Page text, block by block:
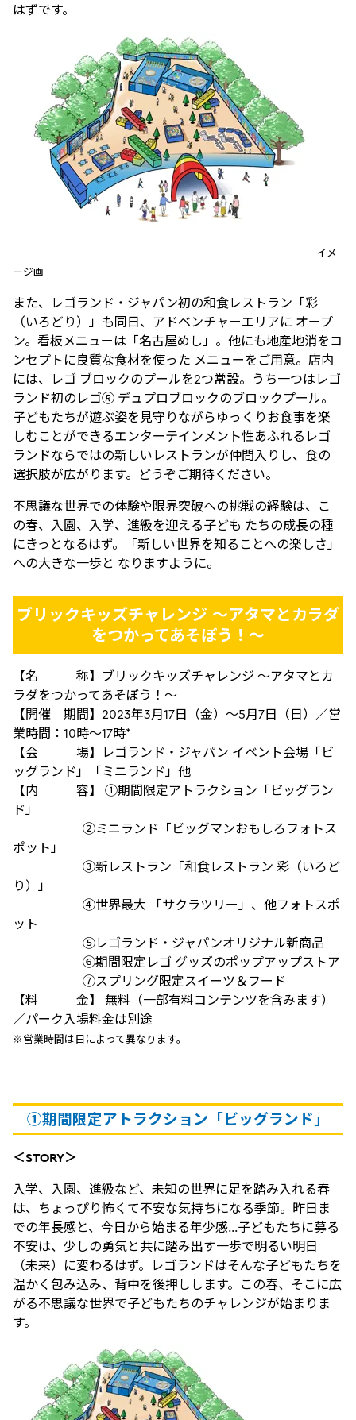
はずです。
イメ
ージ画
また、レゴランド・ジャパン初の和食レストラン「彩
（いろどり）」も同日、アドベンチャーエリアに オープ
ン。看板メニューは「名古屋めし」。他にも地産地消をコ
ンセプトに良質な食材を使った メニューをご用意。店内
には、レゴ ブロックのプールを2つ常設。うち一つはレゴ
ランド初のレゴ🄬 デュプロブロックのブロックプール。
子どもたちが遊ぶ姿を見守りながらゆっくりお食事を楽
しむことができるエンターテインメント性あふれるレゴ
ランドならではの新しいレストランが仲間入りし、食の
選択肢が広がります。どうぞご期待ください。
不思議な世界での体験や限界突破への挑戦の経験は、こ
の春、入園、入学、進級を迎える子ども たちの成長の種
にきっとなるはず。「新しい世界を知ることへの楽しさ」
への大きな一歩と なりますように。
ブリックキッズチャレンジ ～アタマとカラダ
をつかってあそぼう！～
【名 称】ブリックキッズチャレンジ ～アタマとカ
ラダをつかってあそぼう！～
【開催 期間】2023年3月17日（金）～5月7日（日）／営
業時間：10時～17時*
【会 場】レゴランド・ジャパン イベント会場「ビ
ッグランド」「ミニランド」他
【内 容】 ①期間限定アトラクション「ビッグラン
ド」
②ミニランド「ビッグマンおもしろフォトス
ポット」
③新レストラン「和食レストラン 彩（いろど
り）」
④世界最大 「サクラツリー」、他フォトスポ
ット
⑤レゴランド・ジャパンオリジナル新商品
⑥期間限定レゴ グッズのポップアップストア
⑦スプリング限定スイーツ＆フード
【料 金】 無料（一部有料コンテンツを含みます）
／パーク入場料金は別途
※営業時間は日によって異なります。
①期間限定アトラクション「ビッグランド」
＜STORY＞
入学、入園、進級など、未知の世界に足を踏み入れる春
は、ちょっぴり怖くて不安な気持ちになる季節。昨日ま
での年長感と、今日から始まる年少感…子どもたちに募る
不安は、少しの勇気と共に踏み出す一歩で明るい明日
（未来）に変わるはず。レゴランドはそんな子どもたちを
温かく包み込み、背中を後押しします。この春、そこに広
がる不思議な世界で子どもたちのチャレンジが始まりま
す。